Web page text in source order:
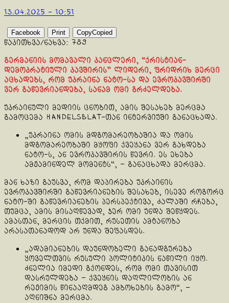
13.04.2025 - 10:51
Facebook Print CopyCopied
წაკითხვა/ნახვა: 789
გერმანიის მომავალი კანცლერი, “ქრისტიან-
დემოკრატიული კავშირის” ლიდერი, ფრიდრიხ მერცი
აცხადებს, რომ უკრაინა ნატო-სა და ევროკავშირში
ვერ გაწევრიანდება, სანამ ომი გრძელდება.
უკრაინული მედიის ცნობით, ამის შესახებ მერცმა
გამოცემა Handelsblat-თან ინტერვიუში განაცხადა.
„უკრაინა ომის მდგომარეობაშია და ომის
მდგომარეობაში მყოფი ქვეყანა ვერ გახდება
ნატო-ს, ან ევროკავშირის წევრი. ეს ეხება
ამჟამინდელ მომენტს“, – განაცხადა მერცმა.
მან ხაზი გაუსვა, რომ დაპირება უკრაინის
ევროკავშირში გაწევრიანების შესახებ, ისევე როგორც
ნატო-ში გაწევრიანების პერსპექტივა, ძალაში რჩება,
თუმცა, ამის მისაღწევად, ჯერ ომი უნდა შეწყდეს.
ამასთან, მერცის თქმით, რუსეთის ამტანობა
არასათანადოდ არ უნდა შეფასდეს.
„ადამიანების დაუნდობელი განადგურება
ყოველთვის რუსული პოლიტიკის ნაწილი იყო.
ძნელია იმედი გქონდეს, რომ ომი თავისით
დასრულდება – ქვეყნის დაღლილობის ან
რეჟიმის წინააღმდეგ ამბოხების გამო“, –
აღნიშნა მერცმა.